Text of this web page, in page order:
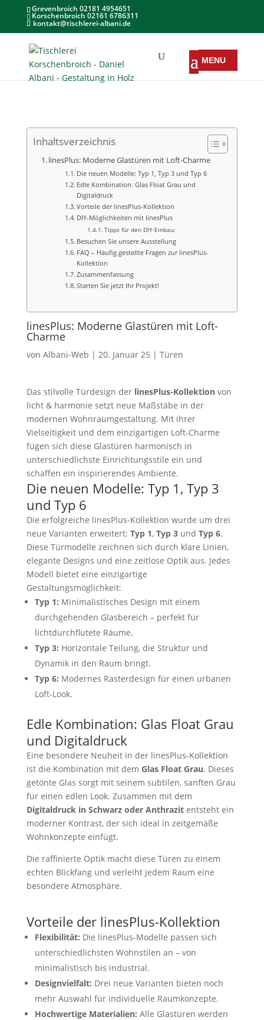
Grevenbroich 02181 4954651
Korschenbroich 02161 6786311
kontakt@tischlerei-albani.de
Inhaltsverzeichnis
linesPlus: Moderne Glastüren mit Loft-Charme
Die neuen Modelle: Typ 1, Typ 3 und Typ 6
Edle Kombination: Glas Float Grau und
Digitaldruck
Vorteile der linesPlus-Kollektion
DIY-Möglichkeiten mit linesPlus
Tipps für den DIY-Einbau:
Besuchen Sie unsere Ausstellung
FAQ – Häufig gestellte Fragen zur linesPlus-
Kollektion
Zusammenfassung
Starten Sie jetzt Ihr Projekt!
linesPlus: Moderne Glastüren mit Loft-
Charme
von Albani-Web 20. Januar 25 Türen
Das stilvolle Türdesign der linesPlus-Kollektionvon
licht & harmonie setzt neue Maßstäbe in der
modernen Wohnraumgestaltung. Mit ihrer
Vielseitigkeit und dem einzigartigen Loft-Charme
fügen sich diese Glastüren harmonisch in
unterschiedlichste Einrichtungsstile ein und
schaffen ein inspirierendes Ambiente.
Die neuen Modelle: Typ 1, Typ 3
und Typ 6
Die erfolgreiche linesPlus-Kollektion wurde um drei
neue Varianten erweitert: Typ 1, Typ 3und Typ 6.
Diese Türmodelle zeichnen sich durch klare Linien,
elegante Designs und eine zeitlose Optik aus. Jedes
Modell bietet eine einzigartige
Gestaltungsmöglichkeit:
Typ 1: Minimalistisches Design mit einem
durchgehenden Glasbereich – perfekt für
lichtdurchflutete Räume.
Typ 3: Horizontale Teilung, die Struktur und
Dynamik in den Raum bringt.
Typ 6: Modernes Rasterdesign für einen urbanen
Loft-Look.
Edle Kombination: Glas Float Grau
und Digitaldruck
Eine besondere Neuheit in der linesPlus-Kollektion
ist die Kombination mit dem Glas Float Grau. Dieses
getönte Glas sorgt mit seinem subtilen, sanften Grau
für einen edlen Look. Zusammen mit dem
Digitaldruck in Schwarz oder Anthrazitentsteht ein
moderner Kontrast, der sich ideal in zeitgemäße
Wohnkonzepte einfügt.
Die raffinierte Optik macht diese Türen zu einem
echten Blickfang und verleiht jedem Raum eine
besondere Atmosphäre.
Vorteile der linesPlus-Kollektion
Flexibilität: Die linesPlus-Modelle passen sich
unterschiedlichsten Wohnstilen an – von
minimalistisch bis industrial.
Designvielfalt: Drei neue Varianten bieten noch
mehr Auswahl für individuelle Raumkonzepte.
Hochwertige Materialien: Alle Glastüren werden